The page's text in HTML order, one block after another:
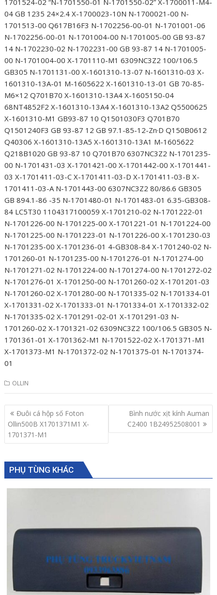
1701524-02 “N-1701550-01 N-1701550-02” X-1700011-M4-
04 GB 1235 24×2.4 X-1700023-10N N-1700021-00 N-
1701513-00 Q617B16F3 N-1702256-00-01 N-1701001-06
N-1702256-00-01 N-1701004-00 N-1701005-00 GB 93-87
14 N-1702230-02 N-1702231-00 GB 93-87 14 N-1701005-
00 N-1701004-00 X-1701110-M1 6309NC3Z2 100/106.5
GB305 N-1701131-00 X-1601310-13-07 N-1601310-03 X-
1601310-13A-01 M-1605622 X-1601310-13-01 GB 70-85-
M6×12 Q701B70 X-1601310-13A4 X-1605150-04
68NT4852F2 X-1601310-13A4 X-1601310-13A2 Q5500625
X-1601310-M1 GB93-87 10 Q1501030F3 Q701B70
Q1501240F3 GB 93-87 12 GB 97.1-85-12-Zn·D Q150B0612
Q40306 X-1601310-13A5 X-1601310-13A1 M-1605622
Q218B1020 GB 93-87 10 Q701B70 6307NC3Z2 N-1701235-
00 N-1701431-03 X-1701421-00 X-1701442-00 X-1701441-
03 X-1701411-03-C X-1701411-03-D X-1701411-03-B X-
1701411-03-A N-1701443-00 6307NC3Z2 80/86.6 GB305
GB 894.1-86 -35 N-1701480-01 N-1701483-01 6.35-GB308-
84 LC5T30 1104317100059 X-1701210-02 N-1701222-01
N-1701226-00 N-1701225-00 X-1701221-01 N-1701224-00
N-1701225-00 N-1701223-01 N-1701226-00 X-1701230-03
N-1701235-00 X-1701236-01 4-GB308-84 X-1701240-02 N-
1701260-01 N-1701235-00 N-1701276-01 N-1701274-00
N-1701271-02 N-1701224-00 N-1701274-00 N-1701272-02
N-1701276-01 X-1701250-00 N-1701260-02 X-1701201-03
N-1701260-02 X-1701280-00 N-1701335-02 N-1701334-01
X-1701331-02 X-1701333-01 N-1701334-01 X-1701332-02
N-1701335-02 X-1701291-02-01 X-1701291-03 N-
1701260-02 X-1701321-02 6309NC3Z2 100/106.5 GB305 N-
1701361-01 X-1701362-M1 N-1701522-02 X-1701371-M1
X-1701373-M1 N-1701372-02 N-1701375-01 N-1701374-
01
OLLIN
Post
navigation
Đuôi cá hộp số Foton
Ollin500B X1701371M1 X-
1701371-M1
Bình nước xịt kính Auman
C2400 1B24952508001
PHỤ TÙNG KHÁC